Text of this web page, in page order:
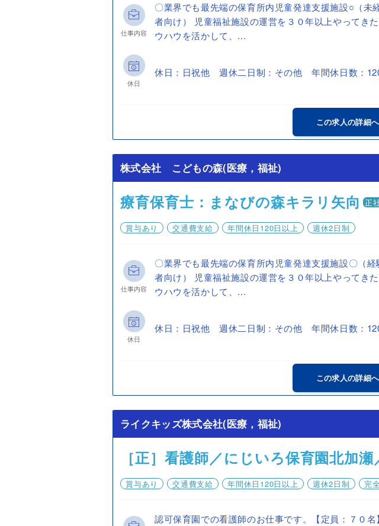
仕事内容
〇業界でも最先端の保育所内児童発達支援施設○（未
者向け） 児童福祉施設の運営を３０年以上やってき
ウハウを活かして、...
休日
休日：日祝他 週休二日制：その他 年間休日数：
この求人の詳細へ
株式会社 こどもの森(医療，福祉)
療育保育士：まなびの森キラリ矢向 正
賞与あり 交通費支給 年間休日120日以上 週休2日制
仕事内容
〇業界でも最先端の保育所内児童発達支援施設〇（経
者向け） 児童福祉施設の運営を３０年以上やってき
ウハウを活かして、...
休日
休日：日祝他 週休二日制：その他 年間休日数：
この求人の詳細へ
ライクキッズ株式会社(医療，福祉)
［正］看護師／にじいろ保育園北加
賞与あり 交通費支給 年間休日120日以上 週休2日制 完
認可保育園での看護師のお仕事です。【定員：７０名】